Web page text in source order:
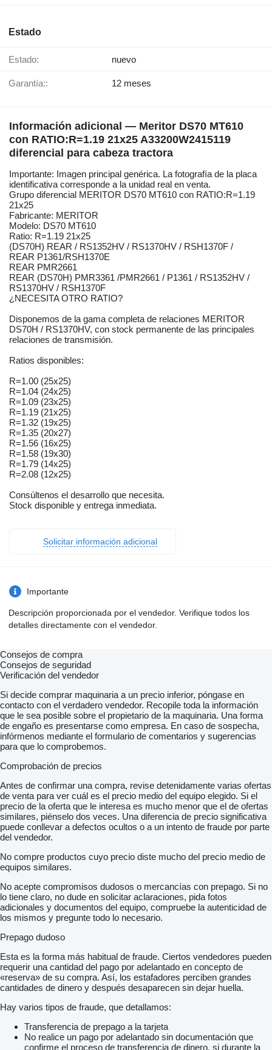
Estado
Estado: nuevo
Garantía:: 12 meses
Información adicional — Meritor DS70 MT610
con RATIO:R=1.19 21x25 A33200W2415119
diferencial para cabeza tractora
Importante: Imagen principal genérica. La fotografía de la placa
identificativa corresponde a la unidad real en venta.
Grupo diferencial MERITOR DS70 MT610 con RATIO:R=1.19
21x25
Fabricante: MERITOR
Modelo: DS70 MT610
Ratio: R=1.19 21x25
(DS70H) REAR / RS1352HV / RS1370HV / RSH1370F /
REAR P1361/RSH1370E
REAR PMR2661
REAR (DS70H) PMR3361 /PMR2661 / P1361 / RS1352HV /
RS1370HV / RSH1370F
¿NECESITA OTRO RATIO?
Disponemos de la gama completa de relaciones MERITOR
DS70H / RS1370HV, con stock permanente de las principales
relaciones de transmisión.
Ratios disponibles:
R=1.00 (25x25)
R=1.04 (24x25)
R=1.09 (23x25)
R=1.19 (21x25)
R=1.32 (19x25)
R=1.35 (20x27)
R=1.56 (16x25)
R=1.58 (19x30)
R=1.79 (14x25)
R=2.08 (12x25)
Consúltenos el desarrollo que necesita.
Stock disponible y entrega inmediata.
Solicitar información adicional
Importante
Descripción proporcionada por el vendedor. Verifique todos los
detalles directamente con el vendedor.
Consejos de compra
Consejos de seguridad
Verificación del vendedor
Si decide comprar maquinaria a un precio inferior, póngase en
contacto con el verdadero vendedor. Recopile toda la información
que le sea posible sobre el propietario de la maquinaria. Una forma
de engaño es presentarse como empresa. En caso de sospecha,
infórmenos mediante el formulario de comentarios y sugerencias
para que lo comprobemos.
Comprobación de precios
Antes de confirmar una compra, revise detenidamente varias ofertas
de venta para ver cuál es el precio medio del equipo elegido. Si el
precio de la oferta que le interesa es mucho menor que el de ofertas
similares, piénselo dos veces. Una diferencia de precio significativa
puede conllevar a defectos ocultos o a un intento de fraude por parte
del vendedor.
No compre productos cuyo precio diste mucho del precio medio de
equipos similares.
No acepte compromisos dudosos o mercancías con prepago. Si no
lo tiene claro, no dude en solicitar aclaraciones, pida fotos
adicionales y documentos del equipo, compruebe la autenticidad de
los mismos y pregunte todo lo necesario.
Prepago dudoso
Esta es la forma más habitual de fraude. Ciertos vendedores pueden
requerir una cantidad del pago por adelantado en concepto de
«reserva» de su compra. Así, los estafadores perciben grandes
cantidades de dinero y después desaparecen sin dejar huella.
Hay varios tipos de fraude, que detallamos:
Transferencia de prepago a la tarjeta
No realice un pago por adelantado sin documentación que
confirme el proceso de transferencia de dinero, si durante la